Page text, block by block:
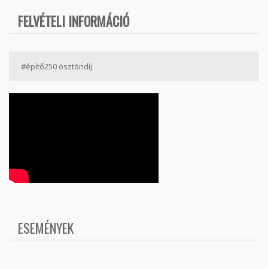
FELVÉTELI INFORMÁCIÓ
#építő250 ösztöndíj
ESEMÉNYEK